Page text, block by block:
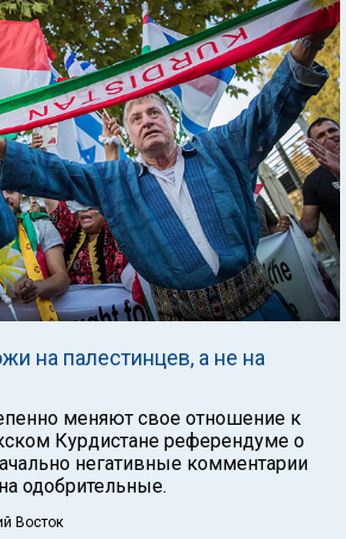
на палестинцев, а не на
меняют свое отношение к
Курдистане референдуме о
негативные комментарии
одобрительные.
Восток